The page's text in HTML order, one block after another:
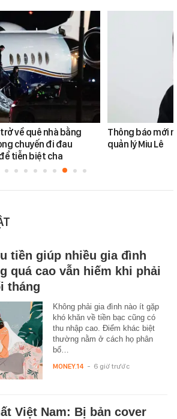
về quê nhà bằng
chuyến đi đau
tiễn biệt cha
Thông báo mới
quản lý Miu Lê
tiền giúp nhiều gia đình
quá cao vẫn hiếm khi phải
tháng
Không phải gia đình nào ít gặp
khó khăn về tiền bạc cũng có
thu nhập cao. Điểm khác biệt
thường nằm ở cách họ phân
bổ…
MONEY.14 - 6 giờ trước
Việt Nam: Bị bản cover